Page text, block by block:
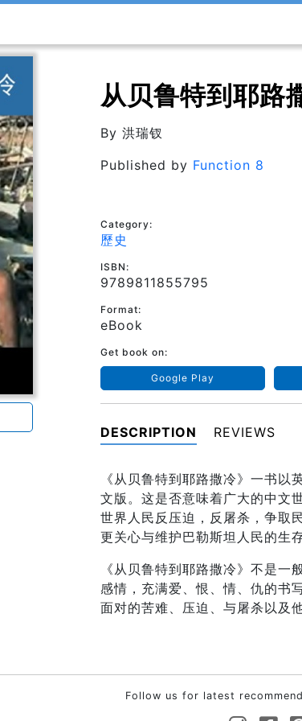
从贝鲁特到耶路
By 洪瑞钗
Published by Function 8
Category:
歷史
ISBN:
9789811855795
Format:
eBook
Get book on:
Google Play
DESCRIPTION REVIEWS
《从贝鲁特到耶路撒冷》一书
文版。这是否意味着广大的中文
世界人民反压迫，反屠杀，争取
更关心与维护巴勒斯坦人民的生
《从贝鲁特到耶路撒冷》不是
感情，充满爱、恨、情、仇的书
面对的苦难、压迫、与屠杀以及
Follow us for latest